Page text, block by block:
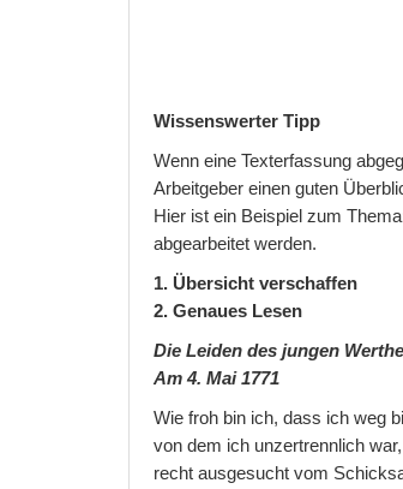
Wissenswerter Tipp
Wenn eine Texterfassung
Arbeitgeber einen guten
Hier ist ein Beispiel zum
abgearbeitet werden.
1. Übersicht verschaffen
2. Genaues Lesen
Die Leiden des jungen
Am 4. Mai 1771
Wie froh bin ich, dass ich weg
von dem ich unzertrennlich
recht ausgesucht vom